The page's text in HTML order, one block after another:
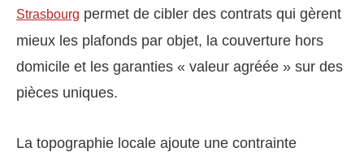
Strasbourg permet de cibler des contrats qui gèrent
mieux les plafonds par objet, la couverture hors
domicile et les garanties « valeur agréée » sur des
pièces uniques.
La topographie locale ajoute une contrainte